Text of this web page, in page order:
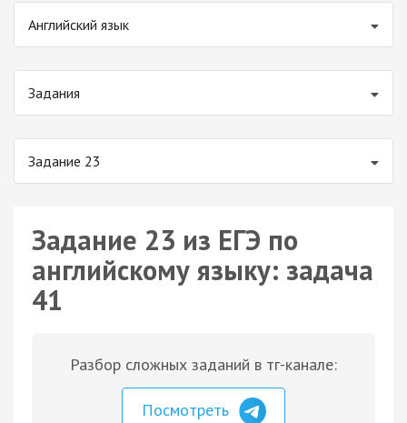
Английский язык
Задания
Задание 23
Задание 23 из ЕГЭ по
английскому языку: задача
41
Разбор сложных заданий в тг-канале:
Посмотреть